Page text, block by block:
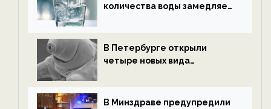
количества воды замедляет
В Петербурге открыли
четыре новых вида
экологии на ECOportal
В Минздраве предупредили